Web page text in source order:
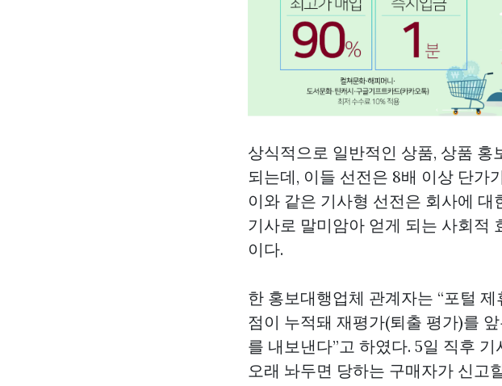
상식적으로 일반적인 상품, 상품
되는데, 이들 선전은 8배 이상 단가
이와 같은 기사형 선전은 회사에
기사로 말미암아 얻게 되는 사회적
이다.
한 홍보대행업체 관계자는 “포털
점이 누적돼 재평가(퇴출 평가)를
를 내보낸다”고 하였다. 5일 직후
오래 놔두면 당하는 구매자가 신고